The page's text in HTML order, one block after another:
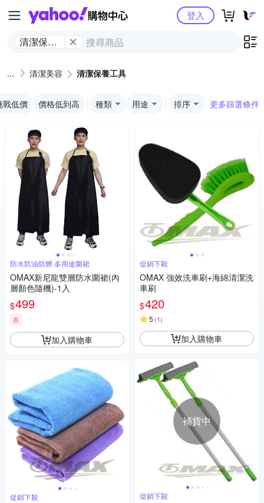
Yahoo購物中心
清潔保養
登入
清潔美容 清潔保養工具
戰低價 價格低到高 種類 用途 排序 更多篩選條件
防水防油防髒 多用途圍裙
OMAX新尼龍雙層防水圍裙(內
層顏色隨機)-1入
$499
券
加入購物車
促銷下殺
促銷下殺
OMAX 強效洗車刷+海綿清潔洗
車刷
$420
5 (1)
加入購物車
補貨中
促銷下殺